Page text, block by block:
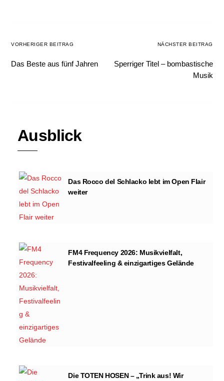
VORHERIGER BEITRAG
Das Beste aus fünf Jahren
NÄCHSTER BEITRAG
Sperriger Titel – bombastische
Musik
Ausblick
Das Rocco del Schlacko lebt im Open Flair
weiter
FM4 Frequency 2026: Musikvielfalt,
Festivalfeeling & einzigartiges Gelände
Die TOTEN HOSEN – „Trink aus! Wir